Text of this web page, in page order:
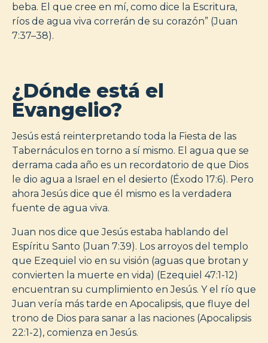
beba. El que cree en mí, como dice la Escritura,
ríos de agua viva correrán de su corazón” (Juan
7:37–38).
¿Dónde está el
Evangelio?
Jesús está reinterpretando toda la Fiesta de las
Tabernáculos en torno a sí mismo. El agua que se
derrama cada año es un recordatorio de que Dios
le dio agua a Israel en el desierto (Éxodo 17:6). Pero
ahora Jesús dice que él mismo es la verdadera
fuente de agua viva.
Juan nos dice que Jesús estaba hablando del
Espíritu Santo (Juan 7:39). Los arroyos del templo
que Ezequiel vio en su visión (aguas que brotan y
convierten la muerte en vida) (Ezequiel 47:1-12)
encuentran su cumplimiento en Jesús. Y el río que
Juan vería más tarde en Apocalipsis, que fluye del
trono de Dios para sanar a las naciones (Apocalipsis
22:1-2), comienza en Jesús.